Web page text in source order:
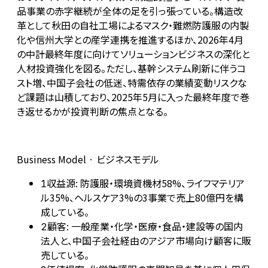
品事業の赤字継続が全体の足を引っ張っている。構造改
革として秋田の自社工場によるマスク・難燃防護服の内製
化や信州大学との産学連携を推進するほか、2026年4月
の中計最終年度に向けてソリューションビジネスの深化と
人材投資強化を図る。ただし、基幹システム刷新に伴うコ
スト増、中国子会社の低迷、特需依存の業績変動リスクな
ど課題は山積しており、2025年5月に入った最終年度で巻
き返せるかが投資判断の焦点となる。
Business Model · ビジネスモデル
1収益源: 防護服・環境資機材58%、ライフマテリア
ル35%、ヘルスケア3%の3事業で売上80億円を構
成している。
2顧客: 一般産業・化学・医療・食品・建設等の国内
法人と、中国子会社経由のアジア市場向け顧客に販
売している。